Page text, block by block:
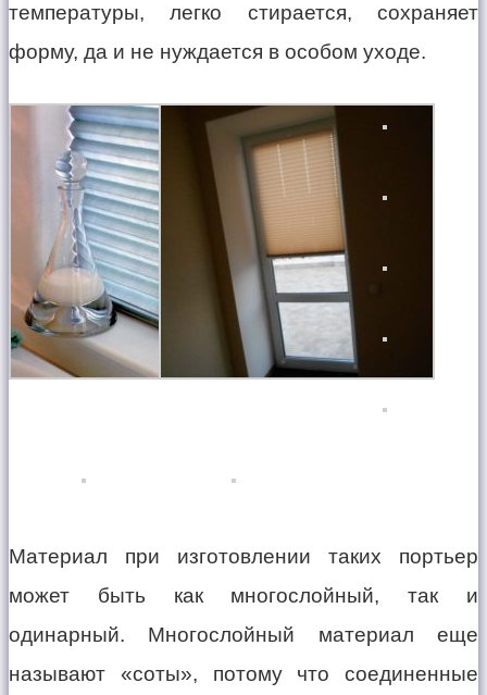
температуры, легко стирается, сохраняет
форму, да и не нуждается в особом уходе.
Материал при изготовлении таких портьер
может быть как многослойный, так и
одинарный. Многослойный материал еще
называют «соты», потому что соединенные